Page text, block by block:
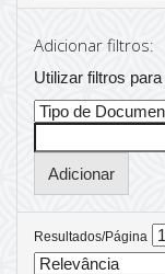
Adicionar filtros:
Utilizar filtros
Resultados/Página